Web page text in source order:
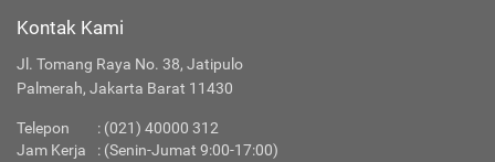
Kontak Kami
Jl. Tomang Raya No. 38, Jatipulo
Palmerah, Jakarta Barat 11430
Telepon : (021) 40000 312
Jam Kerja
: (Senin-Jumat 9:00-17:00)